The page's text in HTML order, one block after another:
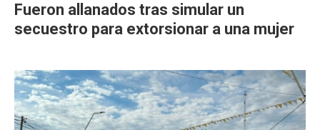
Fueron allanados tras simular un
secuestro para extorsionar a una mujer